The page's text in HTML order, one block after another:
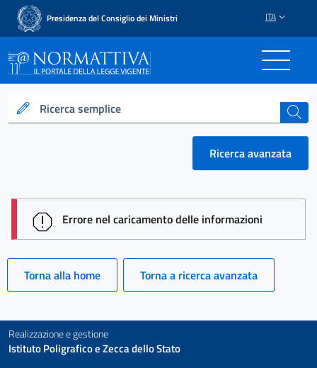
Presidenza del Consiglio dei Ministri ITA
Normattiva - Il portale
Ricerca semplice cerca
Ricerca avanzata
session id:
Errore nel caricamento delle informazioni
Torna alla home Torna a ricerca avanzata
Realizzazione e gestione
Istituto Poligrafico e Zecca dello Stato